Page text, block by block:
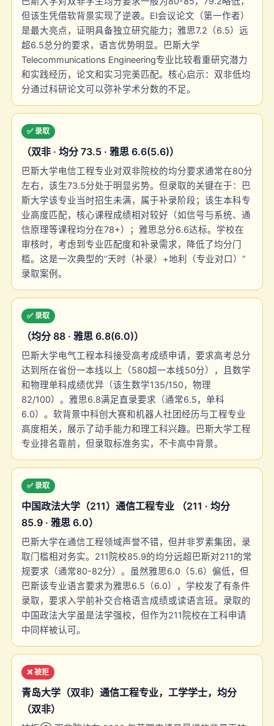
但该生凭借软背景实现了逆袭。EI会议论文（第一作者）
是最大亮点，证明具备独立研究能力；雅思7.2（6.5）远
超6.5总分的要求，语言优势明显。巴斯大学
Telecommunications Engineering专业比较看重研究潜力
和实践经历，论文和实习完美匹配。核心启示：双非低均
分通过科研论文可以弥补学术分数的不足。
✅ 录取
（双非 · 均分 73.5 · 雅思 6.6(5.6)）
巴斯大学电信工程专业对双非院校的均分要求通常在80分
左右，该生73.5分处于明显劣势。但录取的关键在于：巴
斯大学该专业当时招生未满，属于补录阶段；该生本科专
业高度匹配，核心课程成绩相对较好（如信号与系统、通
信原理等课程均分在78+）；雅思总分6.6达标。学校在
审核时，考虑到专业匹配度和补录需求，降低了均分门
槛。这是一次典型的“天时（补录）+地利（专业对口）”
录取案例。
✅ 录取
（均分 88 · 雅思 6.8(6.0)）
巴斯大学电气工程本科接受高考成绩申请，要求高考总分
达到所在省份一本线以上（580超一本线50分），且数学
和物理单科成绩优异（该生数学135/150，物理
82/100）。雅思6.8满足直录要求（通常6.5，单科
6.0）。软背景中科创大赛和机器人社团经历与工程专业
高度相关，展示了动手能力和理工科兴趣。巴斯大学工程
专业排名靠前，但录取标准务实，不卡高中背景。
✅ 录取
中国政法大学（211）通信工程专业 （211 · 均分
85.9 · 雅思 6.0）
巴斯大学在通信工程领域声誉不错，但并非罗素集团，录
取门槛相对务实。211院校85.9的均分远超巴斯对211的常
规要求（通常80-82分）。虽然雅思6.0（5.6）偏低，但
巴斯该专业语言要求为雅思6.5（6.0），学校发了有条件
录取，要求入学前补交合格语言成绩或读语言班。录取的
中国政法大学虽是法学强校，但作为211院校在工科申请
中同样被认可。
❌ 被拒
青岛大学（双非）通信工程专业，工学学士，均分
（双非）